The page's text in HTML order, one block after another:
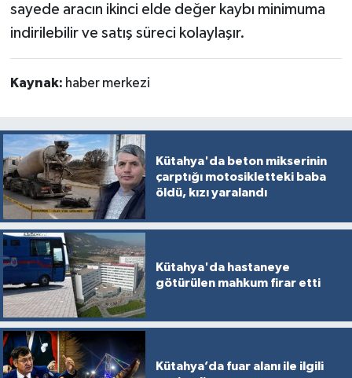
sayede aracın ikinci elde değer kaybı minimuma
indirilebilir ve satış süreci kolaylaşır.
Kaynak: haber merkezi
Kütahya'da beton mikserinin
çarptığı motosikletteki baba
öldü, kızı yaralandı
Kütahya'da hastaneye
götürülen mahkum firar etti
Kütahya’da fuar alanı ile ilgili